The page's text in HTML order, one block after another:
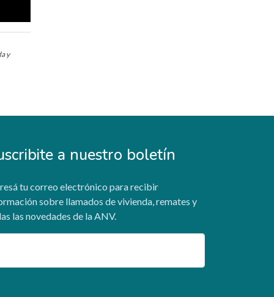
y
a nuestro boletín
tu correo electrónico para recibir
sobre llamados de vivienda, remates y
las novedades de la ANV.